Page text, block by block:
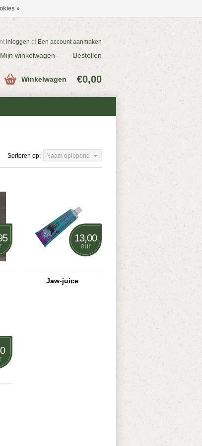
Inloggen of Een account aanmaken
Mijn winkelwagen Bestellen
Winkelwagen €0,00
Sorteren op: Naam oplopend
13,00
eur
Jaw-juice
»